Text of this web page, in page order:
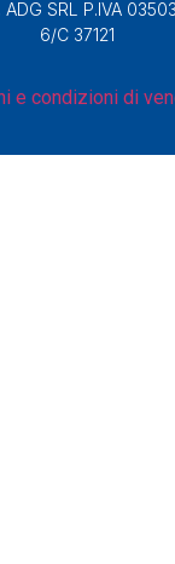
SRL P.IVA
6/C 37121
e condizioni di